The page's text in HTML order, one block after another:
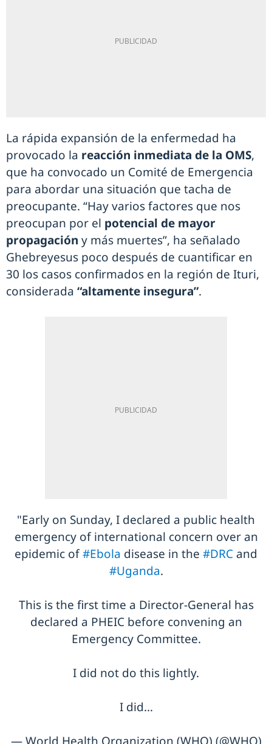
La rápida expansión de la enfermedad ha
provocado la reacción inmediata de la OMS,
que ha convocado un Comité de Emergencia
para abordar una situación que tacha de
preocupante. “Hay varios factores que nos
preocupan por el potencial de mayor
propagación y más muertes”, ha señalado
Ghebreyesus poco después de cuantificar en
30 los casos confirmados en la región de Ituri,
considerada “altamente insegura”.
"Early on Sunday, I declared a public health
emergency of international concern over an
epidemic of#Ebola disease in the #DRC and
#Uganda.
This is the first time a Director-General has
declared a PHEIC before convening an
Emergency Committee.
I did not do this lightly.
I did…